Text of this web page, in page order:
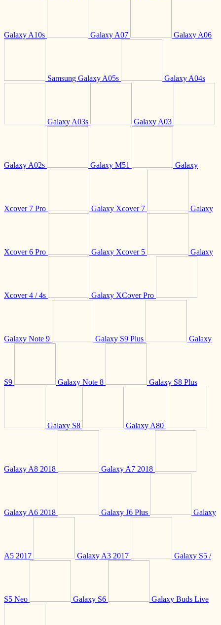
Galaxy A10s Galaxy A07 Galaxy A06
Samsung Galaxy A05s Galaxy A04s
Galaxy A03s Galaxy A03
Galaxy A02s Galaxy M51 Galaxy
Xcover 7 Pro Galaxy Xcover 7 Galaxy
Xcover 6 Pro Galaxy Xcover 5 Galaxy
Xcover 4 / 4s Galaxy XCover Pro
Galaxy Note 9 Galaxy S9 Plus Galaxy
S9 Galaxy Note 8 Galaxy S8 Plus
Galaxy S8 Galaxy A80
Galaxy A8 2018 Galaxy A7 2018
Galaxy A6 2018 Galaxy J6 Plus Galaxy
A5 2017 Galaxy A3 2017 Galaxy S5 /
S5 Neo Galaxy S6 Galaxy Buds Live